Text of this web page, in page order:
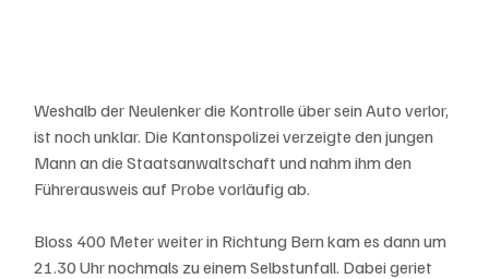
Weshalb der Neulenker die Kontrolle über sein Auto verlor,
ist noch unklar. Die Kantonspolizei verzeigte den jungen
Mann an die Staatsanwaltschaft und nahm ihm den
Führerausweis auf Probe vorläufig ab.
Bloss 400 Meter weiter in Richtung Bern kam es dann um
21.30 Uhr nochmals zu einem Selbstunfall. Dabei geriet